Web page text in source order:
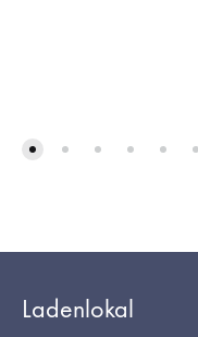
Ladenlokal